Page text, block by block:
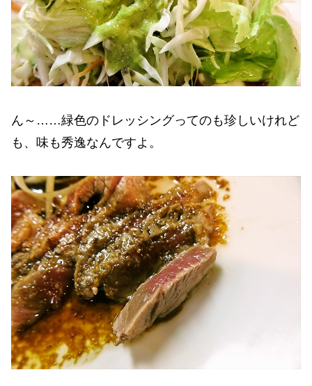
ん～……緑色のドレッシングってのも珍しいけれど
も、味も秀逸なんですよ。